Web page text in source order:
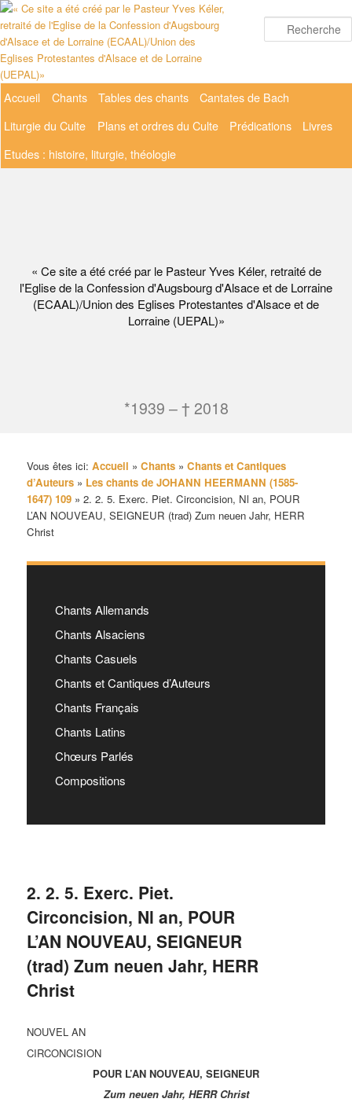
Aller
au
contenu
principal
« Ce site a été créé par le Pasteur Yves Kéler, retraité de
l'Eglise de la Confession d'Augsbourg d'Alsace et de Lorraine
(ECAAL)/Union des Eglises Protestantes d'Alsace et de
Lorraine (UEPAL)»
*1939 – † 2018
Menu
Accueil Chants Tables des chants
Cantates de Bach
Liturgie du Culte
Plans et ordres du Culte Prédications
Livres
Etudes : histoire, liturgie, théologie
2. 2. 5. Exerc. Piet.
Circoncision, Nl an, POUR
L’AN NOUVEAU, SEIGNEUR
(trad) Zum neuen Jahr, HERR
Christ
NOUVEL AN
CIRCONCISION
POUR L’AN NOUVEAU, SEIGNEUR
Zum neuen Jahr, HERR Christ
Vous êtes ici:Accueil »Chants »Chants et Cantiques
d’Auteurs » Les chants de JOHANN HEERMANN (1585-
1647) 109 »2. 2. 5. Exerc. Piet. Circoncision, Nl an, POUR
L’AN NOUVEAU, SEIGNEUR (trad) Zum neuen Jahr, HERR
Christ
Chants Allemands
Chants Alsaciens
Chants Casuels
Chants et Cantiques d’Auteurs
Chants Français
Chants Latins
Chœurs Parlés
Compositions